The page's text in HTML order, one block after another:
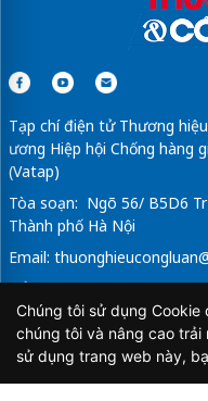
Tạp chí điện tử Thương
ương Hiệp hội Chống hàng
(Vatap)
Tòa soạn: Ngõ 56/ B5D6
Thành phố Hà Nội
Email:
Tổng Biên Tập: Vũ Đức
Giấy phép hoạt động báo
Thông tin và Truyền thông
Chúng tôi sử dụng
chúng tôi và nâng cao trải
sử dụng trang web này,